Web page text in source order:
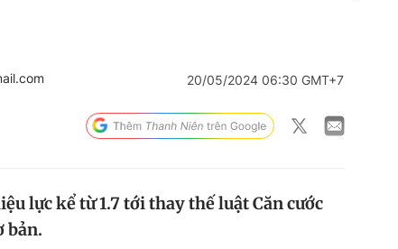
20/05/2024 06:30 GMT+7
lực kể từ 1.7 tới thay thế luật Căn cước
bản.